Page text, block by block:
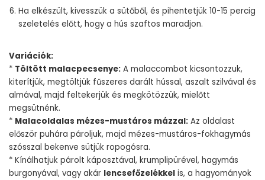
Ha elkészült, kivesszük a sütőből, és pihentetjük 10-15 percig
szeletelés előtt, hogy a hús szaftos maradjon.
Variációk:
* Töltött malacpecsenye: A malaccombot kicsontozzuk,
kiterítjük, megtöltjük fűszeres darált hússal, aszalt szilvával és
almával, majd feltekerjük és megkötözzük, mielőtt
megsütnénk.
* Malacoldalas mézes-mustáros mázzal: Az oldalast
először puhára pároljuk, majd mézes-mustáros-fokhagymás
szósszal bekenve sütjük ropogósra.
* Kínálhatjuk párolt káposztával, krumplipürével, hagymás
burgonyával, vagy akár lencsefőzelékkel is, a hagyományok